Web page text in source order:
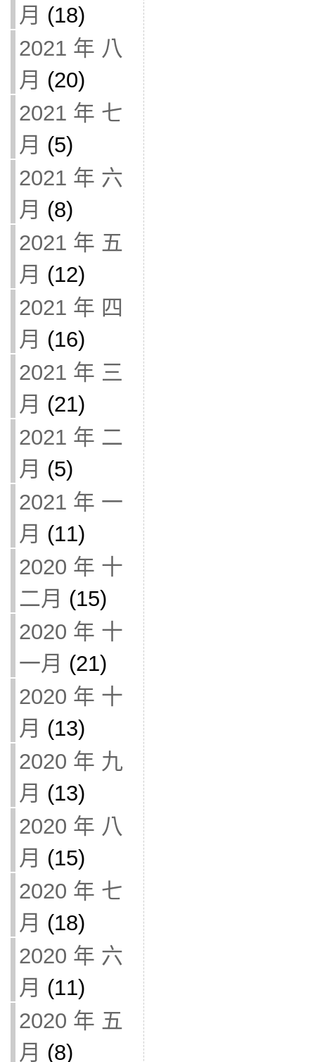
月 (18)
2021 年 八
月 (20)
2021 年 七
月 (5)
2021 年 六
月 (8)
2021 年 五
月 (12)
2021 年 四
月 (16)
2021 年 三
月 (21)
2021 年 二
月 (5)
2021 年 一
月 (11)
2020 年 十
二月 (15)
2020 年 十
一月 (21)
2020 年 十
月 (13)
2020 年 九
月 (13)
2020 年 八
月 (15)
2020 年 七
月 (18)
2020 年 六
月 (11)
2020 年 五
月 (8)